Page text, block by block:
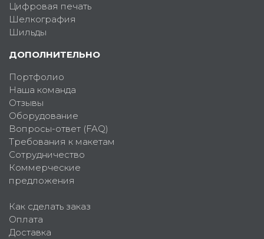
Цифровая печать
Шелкография
Шильды
ДОПОЛНИТЕЛЬНО
Портфолио
Наша команда
Отзывы
Оборудование
Вопросы-ответ (FAQ)
Требования к макетам
Сотрудничество
Коммерческие
предложения
Как сделать заказ
Оплата
Доставка